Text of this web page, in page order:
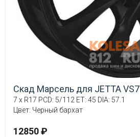
Скад Марсель для JETTA VS7
7 x R17 PCD: 5/112 ET: 45 DIA: 57.1
Цвет: Черный бархат
12850 ₽